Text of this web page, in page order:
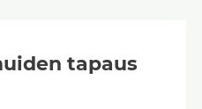
tapaus